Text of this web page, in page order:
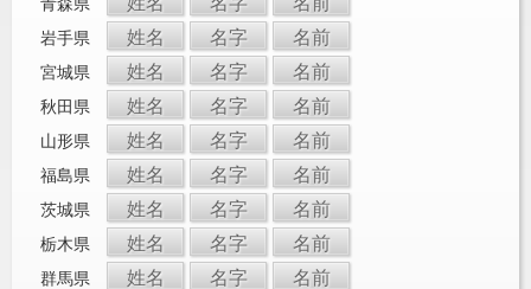
岩手県 姓名 名字 名前
宮城県 姓名 名字 名前
秋田県 姓名 名字 名前
山形県 姓名 名字 名前
福島県 姓名 名字 名前
茨城県 姓名 名字 名前
栃木県 姓名 名字 名前
群馬県 姓名 名字 名前